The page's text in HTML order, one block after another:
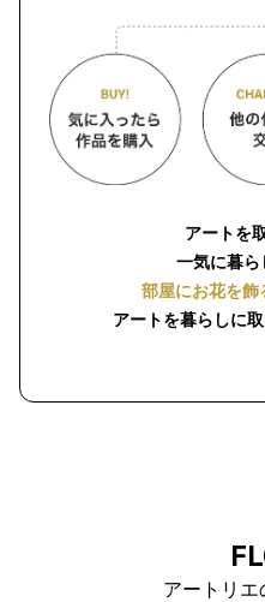
アートを
一気に暮ら
部屋にお花を飾
アートを暮らしに
アートリ